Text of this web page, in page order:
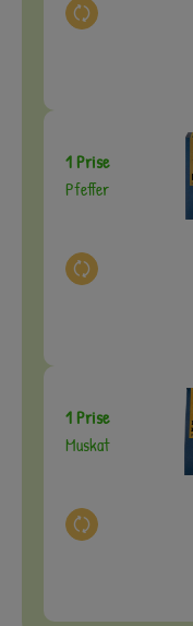
Auswahl ändern
1 Prise
Pfeffer
Auswahl ändern
1 Prise
Muskat
Auswahl ändern